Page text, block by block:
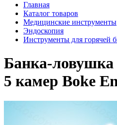
Главная
Каталог товаров
Медицинские инструменты
Эндоскопия
Инструменты для горячей
Банка-ловушка
5 камер Boke